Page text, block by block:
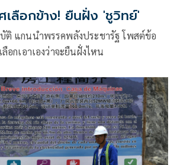
เลือกข้าง! ยืนฝั่ง 'ชูวิทย์'
แกนนำพรรคพลังประชารัฐ โพสต์ข้อ
อกเอาเองว่าจะยืนฝั่งไหน